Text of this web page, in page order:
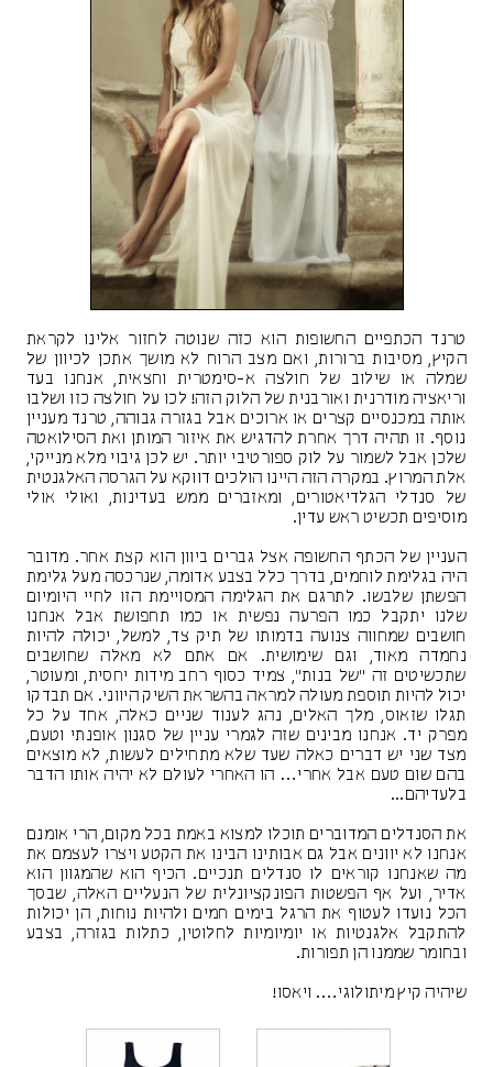
טרנד הכתפיים החשופות הוא כזה שנוטה לחזור אלינו לקראת
הקיץ, מסיבות ברורות, ואם מצב הרוח לא מושך אתכן לכיוון של
שמלה או שילוב של חולצה א-סימטרית וחצאית, אנחנו בעד
וריאציה מודרנית ואורבנית של הלוק הזה! לכו על חולצה כזו ושלבו
אותה במכנסיים קצרים או ארוכים אבל בגזרה גבוהה, טרנד מעניין
נוסף. זו תהיה דרך אחרת להדגיש את איזור המותן ואת הסילואטה
שלכן אבל לשמור על לוק ספורטיבי יותר. יש לכן גיבוי מלא מנייקי,
אלת המרוץ. במקרה הזה היינו הולכים דווקא על הגרסה האלגנטית
של סנדלי הגלדיאטורים, ומאזברים ממש בעדינות, ואולי אולי
מוסיפים תכשיט ראש עדין.
העניין של הכתף החשופה אצל גברים ביוון הוא קצת אחר. מדובר
היה בגלימת לוחמים, בדרך כלל בצבע אדומה, שנרכסה מעל גלימת
הפשתן שלבשו. לתרגם את הגלימה המסויימת הזו לחיי היומיום
שלנו יתקבל כמו הפרעה נפשית או כמו תחפושת אבל אנחנו
חושבים שמחווה צנועה בדמותו של תיק צד, למשל, יכולה להיות
נחמדה מאוד, וגם שימושית. אם אתם לא מאלה שחושבים
שתכשיטים זה "של בנות", צמיד כסוף רחב מידות יחסית, ומעוטר,
יכול להיות תוספת מעולה למראה בהשראת השיק היווני. אם תבדקו
תגלו שזאוס, מלך האלים, נהג לענוד שניים כאלה, אחד על כל
מפרק יד. אנחנו מבינים שזה לגמרי עניין של סגנון אופנתי וטעם,
מצד שני יש דברים כאלה שעד שלא מתחילים לעשות, לא מוצאים
בהם שום טעם אבל אחרי… הו האחרי לעולם לא יהיה אותו הדבר
בלעדיהם...
את הסנדלים המדוברים תוכלו למצוא באמת בכל מקום, הרי אומנם
אנחנו לא יוונים אבל גם אבותינו הבינו את הקטע ויצרו לעצמם את
מה שאנחנו קוראים לו סנדלים תנכיים. הכיף הוא שהמגוון הוא
אדיר, ועל אף הפשטות הפונקציונלית של הנעליים האלה, שבסך
הכל נועדו לעטוף את הרגל בימים חמים ולהיות נוחות, הן יכולות
להתקבל אלגנטיות או יומיומיות לחלוטין, כתלות בגזרה, בצבע
ובחומר שממנו הן תפורות.
שיהיה קיץ מיתולוגי…. ויאסו!